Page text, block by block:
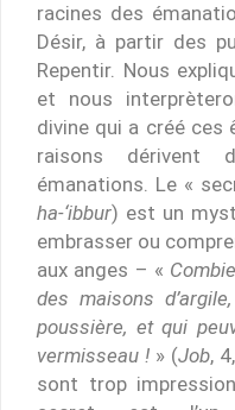
racines des
Désir, à partir des
Repentir. Nous
et nous
divine qui a créé ces
raisons dérivent
émanations. Le «
ha-‘ibbur) est un
embrasser ou
aux anges – «
des maisons
poussière, et qui
vermisseau ! » (Job,
sont trop